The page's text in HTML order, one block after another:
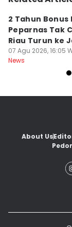
2 Tahun Bonus
Peparnas Tak
Riau Turun ke
07 Agu 2026, 16:05
News
About Us